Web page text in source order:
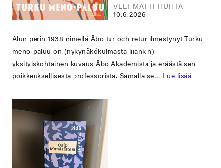
VELI-MATTI HUHTA
10.6.2026
Alun perin 1938 nimellä Åbo tur och retur ilmestynyt Turku
meno-paluu on (nykynäkökulmasta liiankin)
yksityiskohtainen kuvaus Åbo Akademista ja eräästä sen
poikkeuksellisesta professorista. Samalla se… Lue lisää